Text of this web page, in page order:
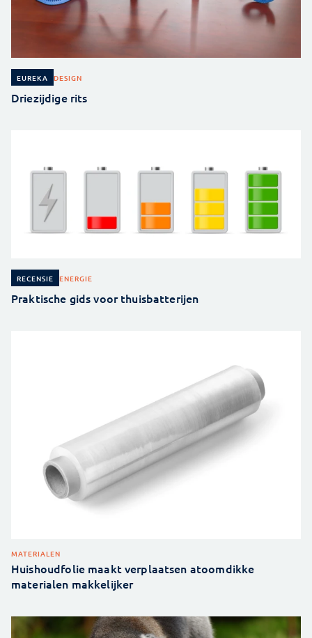
EUREKA DESIGN
Driezijdige rits
RECENSIE ENERGIE
Praktische gids voor thuisbatterijen
MATERIALEN
Huishoudfolie maakt verplaatsen atoomdikke
materialen makkelijker